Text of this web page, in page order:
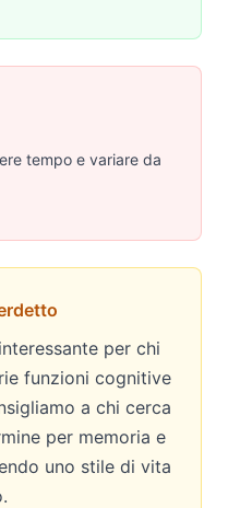
tempo e variare da
per chi
funzioni cognitive
a chi cerca
per memoria e
uno stile di vita